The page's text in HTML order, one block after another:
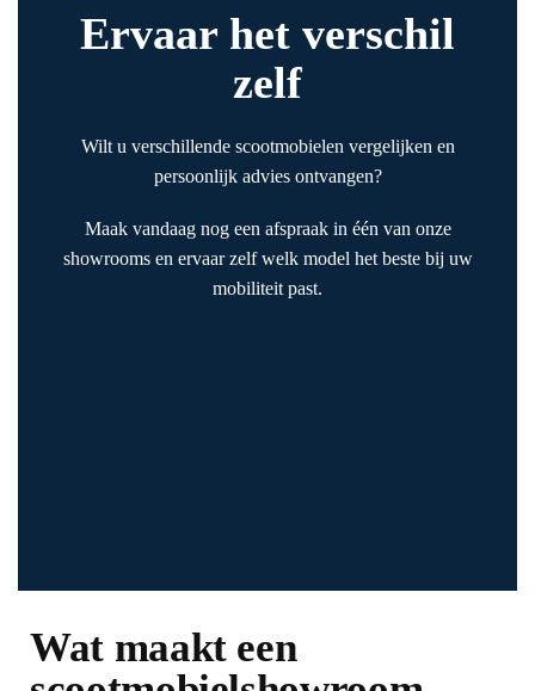
Ervaar het verschil
zelf
Wilt u verschillende scootmobielen vergelijken en
persoonlijk advies ontvangen?
Maak vandaag nog een afspraak in één van onze
showrooms en ervaar zelf welk model het beste bij uw
mobiliteit past.
Wat maakt een